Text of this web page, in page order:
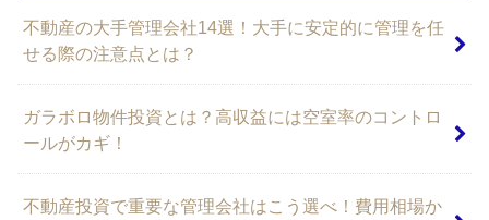
不動産の大手管理会社14選！大手に安定的に管理を任
せる際の注意点とは？
ガラボロ物件投資とは？高収益には空室率のコントロ
ールがカギ！
不動産投資で重要な管理会社はこう選べ！費用相場か